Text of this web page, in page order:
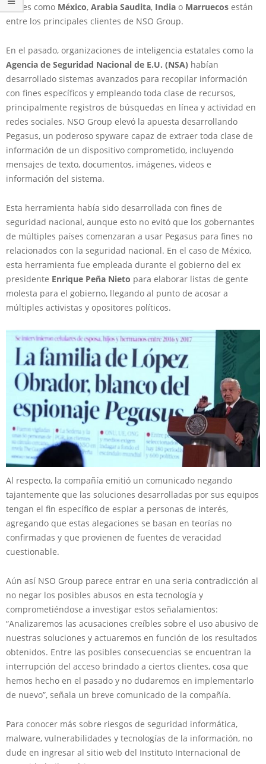
países como México, Arabia Saudita, India o Marruecos están
entre los principales clientes de NSO Group.
En el pasado, organizaciones de inteligencia estatales como la
Agencia de Seguridad Nacional de E.U. (NSA) habían
desarrollado sistemas avanzados para recopilar información
con fines específicos y empleando toda clase de recursos,
principalmente registros de búsquedas en línea y actividad en
redes sociales. NSO Group elevó la apuesta desarrollando
Pegasus, un poderoso spyware capaz de extraer toda clase de
información de un dispositivo comprometido, incluyendo
mensajes de texto, documentos, imágenes, videos e
información del sistema.
Esta herramienta había sido desarrollada con fines de
seguridad nacional, aunque esto no evitó que los gobernantes
de múltiples países comenzaran a usar Pegasus para fines no
relacionados con la seguridad nacional. En el caso de México,
esta herramienta fue empleada durante el gobierno del ex
presidente Enrique Peña Nieto para elaborar listas de gente
molesta para el gobierno, llegando al punto de acosar a
múltiples activistas y opositores políticos.
Al respecto, la compañía emitió un comunicado negando
tajantemente que las soluciones desarrolladas por sus equipos
tengan el fin específico de espiar a personas de interés,
agregando que estas alegaciones se basan en teorías no
confirmadas y que provienen de fuentes de veracidad
cuestionable.
Aún así NSO Group parece entrar en una seria contradicción al
no negar los posibles abusos en esta tecnología y
comprometiéndose a investigar estos señalamientos:
“Analizaremos las acusaciones creíbles sobre el uso abusivo de
nuestras soluciones y actuaremos en función de los resultados
obtenidos. Entre las posibles consecuencias se encuentran la
interrupción del acceso brindado a ciertos clientes, cosa que
hemos hecho en el pasado y no dudaremos en implementarlo
de nuevo”, señala un breve comunicado de la compañía.
Para conocer más sobre riesgos de seguridad informática,
malware, vulnerabilidades y tecnologías de la información, no
dude en ingresar al sitio web del Instituto Internacional de